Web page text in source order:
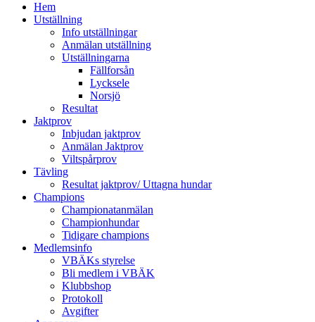
Hem
Utställning
Info utställningar
Anmälan utställning
Utställningarna
Fällforsån
Lycksele
Norsjö
Resultat
Jaktprov
Inbjudan jaktprov
Anmälan Jaktprov
Viltspårprov
Tävling
Resultat jaktprov/ Uttagna hundar
Champions
Championatanmälan
Championhundar
Tidigare champions
Medlemsinfo
VBÄKs styrelse
Bli medlem i VBÄK
Klubbshop
Protokoll
Avgifter